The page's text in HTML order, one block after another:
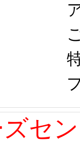
字半
第二
たし
ル期
ズセ